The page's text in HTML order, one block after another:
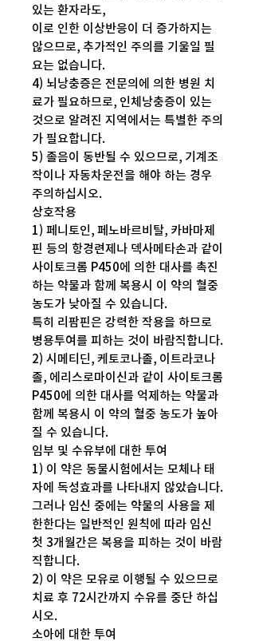
있는 환자라도,
이로 인한 이상반응이 더 증가하지는
않으므로, 추가적인 주의를 기울일 필
요는 없습니다.
4) 뇌낭충증은 전문의에 의한 병원 치
료가 필요하므로, 인체낭충증이 있는
것으로 알려진 지역에서는 특별한 주의
가 필요합니다.
5) 졸음이 동반될 수 있으므로, 기계조
작이나 자동차운전을 해야 하는 경우
주의하십시오.
상호작용
1) 페니토인, 페노바르비탈, 카바마제
핀 등의 항경련제나 덱사메타손과 같이
사이토크롬 P450에 의한 대사를 촉진
하는 약물과 함께 복용시 이 약의 혈중
농도가 낮아질 수 있습니다.
특히 리팜핀은 강력한 작용을 하므로
병용투여를 피하는 것이 바람직합니다.
2) 시메티딘, 케토코나졸, 이트라코나
졸, 에리스로마이신과 같이 사이토크롬
P450에 의한 대사를 억제하는 약물과
함께 복용시 이 약의 혈중 농도가 높아
질 수 있습니다.
임부 및 수유부에 대한 투여
1) 이 약은 동물시험에서는 모체나 태
자에 독성효과를 나타내지 않았습니다.
그러나 임신 중에는 약물의 사용을 제
한한다는 일반적인 원칙에 따라 임신
첫 3개월간은 복용을 피하는 것이 바람
직합니다.
2) 이 약은 모유로 이행될 수 있으므로
치료 후 72시간까지 수유를 중단 하십
시오.
소아에 대한 투여